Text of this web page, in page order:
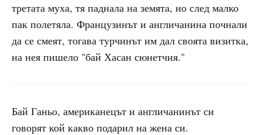
третата муха, тя паднала на земята, но след малко
пак полетяла. Французинът и англичанина почнали
да се смеят, тогава турчинът им дал своята визитка,
на нея пишело "бай Хасан сюнетчия."
Бай Ганьо, американецът и англичанинът си
говорят кой какво подарил на жена си.